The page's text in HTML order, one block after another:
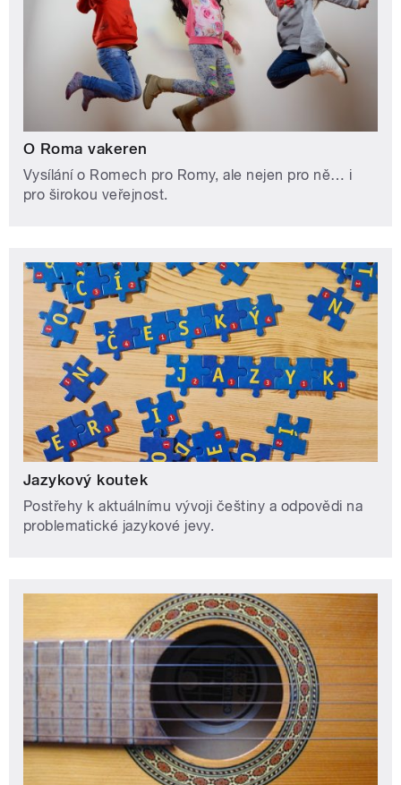
O Roma vakeren
Vysílání o Romech pro Romy, ale nejen pro ně… i
pro širokou veřejnost.
Jazykový koutek
Postřehy k aktuálnímu vývoji češtiny a odpovědi na
problematické jazykové jevy.